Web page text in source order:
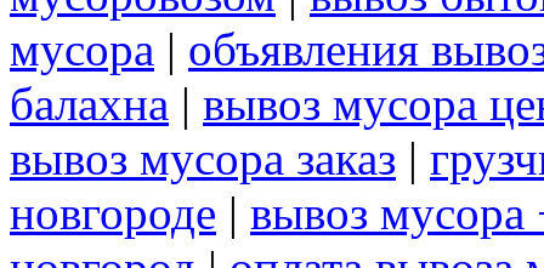
мусора | объявления
балахна | вывоз мусора
вывоз мусора заказ |
новгороде | вывоз мусора